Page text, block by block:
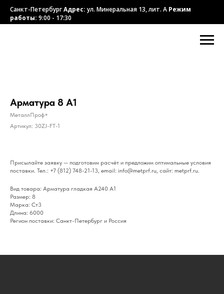
Санкт-ПетербургАдрес:ул. Минеральная 13, лит. А Режим
работы: 9:00 - 17:30
Арматура 8 А1
МеталлПроф+
Артикул: 30ZJ-FT-1
Присылайте заявку — подготовим расчёт и предложим оптимальные условия
поставки. Тел.: +7 (812) 748-21-13, email: info@metprf.ru, сайт: metprf.ru.
Вид товара: Арматура гладкая А240 А1
Размер: 8
Марка: Ст3
Длина: 6000
Регион поставки: Санкт-Петербург и Россия